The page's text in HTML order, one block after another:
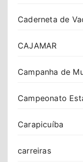
Caderneta de
CAJAMAR
Campanha de
Campeonato
Carapicuíba
carreiras